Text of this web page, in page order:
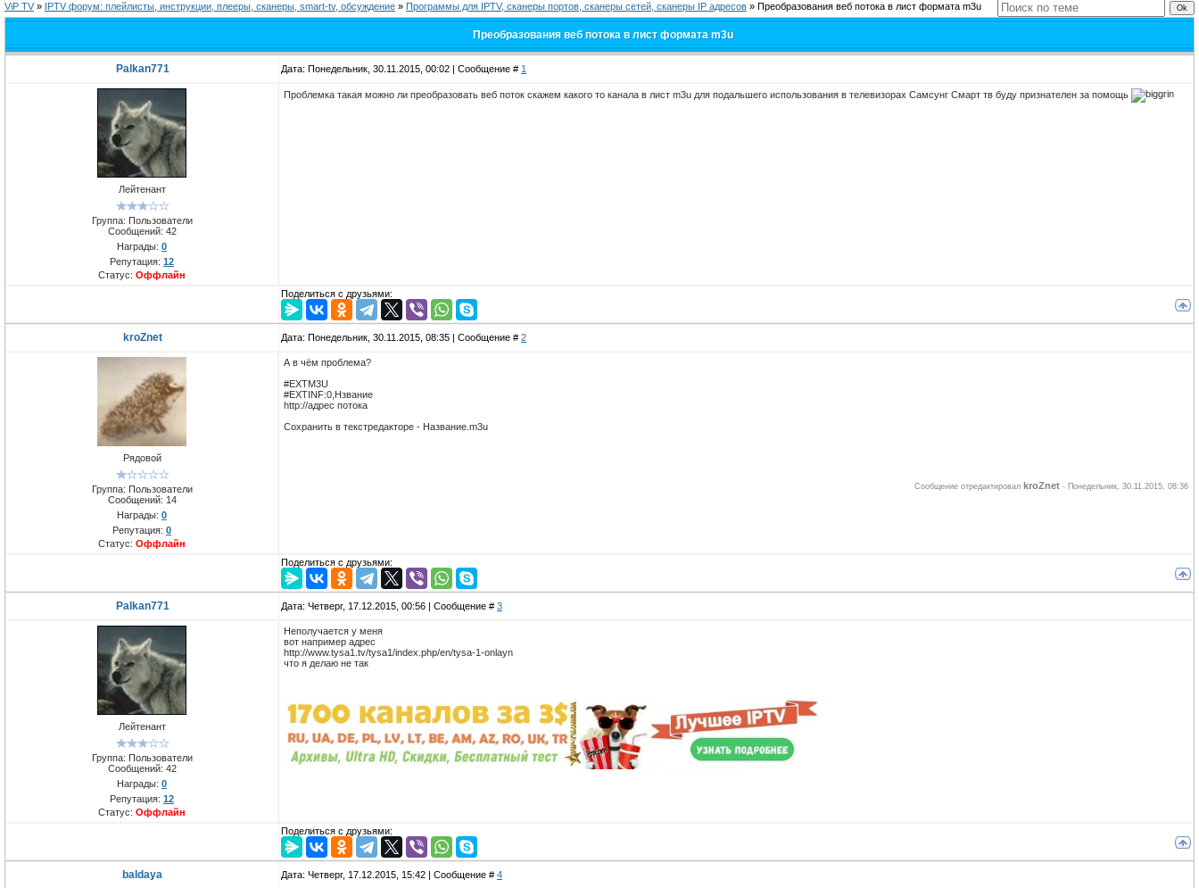
ViP TV » IPTV форум: плейлисты, инструкции, плееры, сканеры, smart-tv, обсуждение » Программы для IPTV, сканеры портов, сканеры сетей, сканеры IP адресов » Преобразования веб потока в лист формата m3u
Преобразования веб потока в лист формата m3u
Palkan771 Дата: Понедельник, 30.11.2015, 00:02 | Сообщение # 1
Лейтенант
Группа: Пользователи
Сообщений: 42
Награды: 0
Репутация: 12
Статус: Оффлайн
Проблемка такая можно ли преобразовать веб поток скажем какого то канала в лист m3u для подальшего использования в телевизорах Самсунг Смарт тв буду признателен за помощь
Поделиться с друзьями:
kroZnet Дата: Понедельник, 30.11.2015, 08:35 | Сообщение # 2
Рядовой
Группа: Пользователи
Сообщений: 14
Награды: 0
Репутация: 0
Статус: Оффлайн
А в чём проблема?
#EXTM3U
#EXTINF:0,Нзвание
http://адрес потока
Сохранить в текстредакторе - Название.m3u
Сообщение отредактировал kroZnet - Понедельник, 30.11.2015, 08:36
Поделиться с друзьями:
Palkan771 Дата: Четверг, 17.12.2015, 00:56 | Сообщение # 3
Лейтенант
Группа: Пользователи
Сообщений: 42
Награды: 0
Репутация: 12
Статус: Оффлайн
Неполучается у меня
вот например адрес
http://www.tysa1.tv/tysa1/index.php/en/tysa-1-onlayn
что я делаю не так
Поделиться с друзьями:
baldaya Дата: Четверг, 17.12.2015, 15:42 | Сообщение # 4